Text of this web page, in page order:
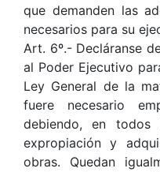
que demanden las
necesarios para su
Art. 6º.- Decláranse
al Poder Ejecutivo
Ley General de la
fuere necesario
debiendo, en
expropiación y
obras. Quedan